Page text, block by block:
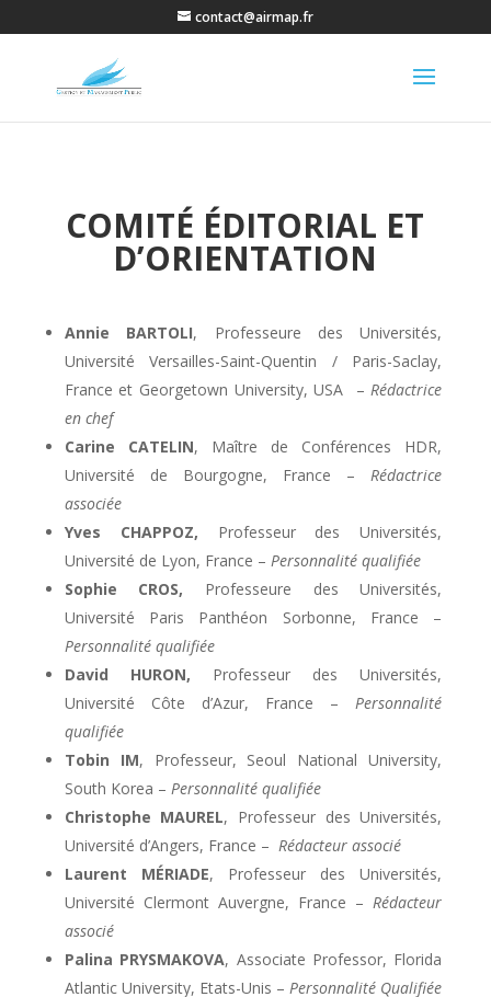
contact@airmap.fr
COMITÉ ÉDITORIAL ET
D’ORIENTATION
Annie BARTOLI, Professeure des Universités,
Université Versailles-Saint-Quentin / Paris-Saclay,
France et Georgetown University, USA –Rédactrice
en chef
Carine CATELIN, Maître de Conférences HDR,
Université de Bourgogne, France –Rédactrice
associée
Yves CHAPPOZ, Professeur des Universités,
Université de Lyon, France – Personnalité qualifiée
Sophie CROS, Professeure des Universités,
Université Paris Panthéon Sorbonne, France –
Personnalité qualifiée
David HURON, Professeur des Universités,
Université Côte d’Azur, France –Personnalité
qualifiée
Tobin IM, Professeur, Seoul National University,
South Korea – Personnalité qualifiée
Christophe MAUREL, Professeur des Universités,
Université d’Angers, France – Rédacteur associé
Laurent MÉRIADE, Professeur des Universités,
Université Clermont Auvergne, France –Rédacteur
associé
Palina PRYSMAKOVA, Associate Professor, Florida
Atlantic University, Etats-Unis – Personnalité Qualifiée